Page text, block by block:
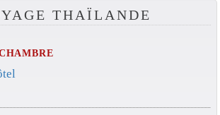
THAÏLANDE